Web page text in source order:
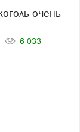
6 033